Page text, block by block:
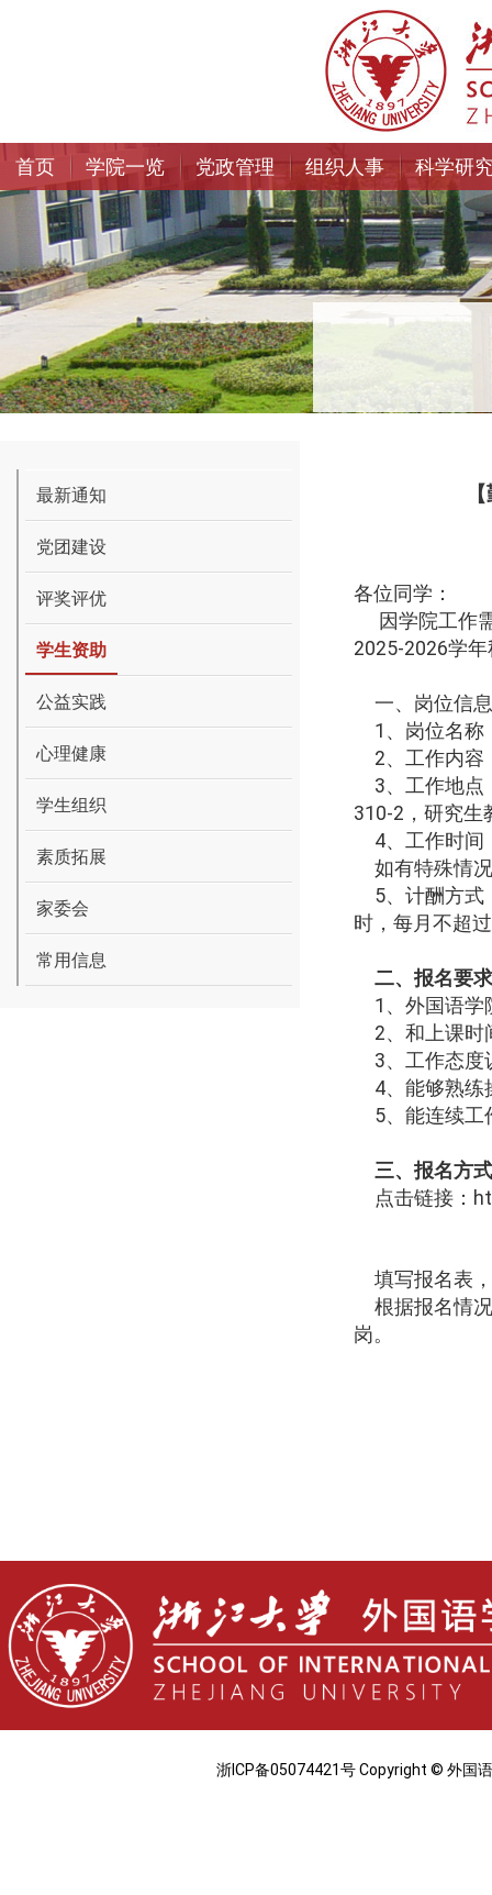
首页 学院一览 党政管理 组织人事 科学研
最新通知
党团建设
评奖评优
学生资助
公益实践
心理健康
学生组织
素质拓展
家委会
常用信息
各位同学：
因学院工作
2025-2026学
一、岗位信息
1、岗位名称
2、工作内容
3、工作地点
310-2，研究生
4、工作时
如有特殊情
5、计酬方式
时，每月不超
二、报名要求
1、外国语学
2、和上课时
3、工作态度
4、能够熟练
5、能连续工
三、报名方式
点击链接：
填写报名表
根据报名情
岗。
浙ICP备05074421号 Copyright © 外国